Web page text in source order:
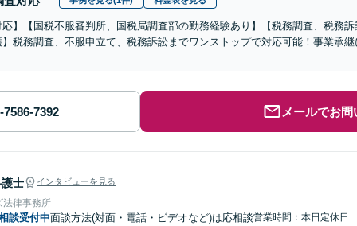
応】【国税不服審判所、国税局調査部の勤務経験あり】【税務調査、税務
税務調査、不服申立て、税務訴訟までワンストップで対応可能！事業承
メールでお
士 インタビューを見る
法律事務所
談受付中面談方法(対面・電話・ビデオなど)は応相談営業時間：本日定休日